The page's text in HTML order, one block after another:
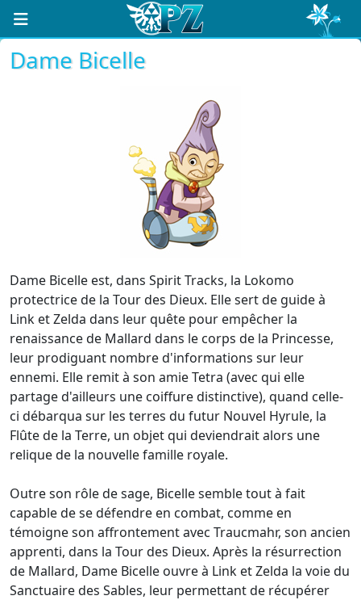
Dame Bicelle
Dame Bicelle est, dans Spirit Tracks, la Lokomo
protectrice de la Tour des Dieux. Elle sert de guide à
Link et Zelda dans leur quête pour empêcher la
renaissance de Mallard dans le corps de la Princesse,
leur prodiguant nombre d'informations sur leur
ennemi. Elle remit à son amie Tetra (avec qui elle
partage d'ailleurs une coiffure distinctive), quand celle-
ci débarqua sur les terres du futur Nouvel Hyrule, la
Flûte de la Terre, un objet qui deviendrait alors une
relique de la nouvelle famille royale.
Outre son rôle de sage, Bicelle semble tout à fait
capable de se défendre en combat, comme en
témoigne son affrontement avec Traucmahr, son ancien
apprenti, dans la Tour des Dieux. Après la résurrection
de Mallard, Dame Bicelle ouvre à Link et Zelda la voie du
Sanctuaire des Sables, leur permettant de récupérer